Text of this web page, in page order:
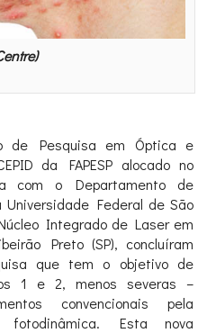
de Pesquisa em Óptica e
da FAPESP alocado no
com o Departamento de
Federal de São
Integrado de Laser em
Preto (SP), concluíram
que tem o objetivo de
1 e 2, menos severas –
convencionais pela
Esta nova